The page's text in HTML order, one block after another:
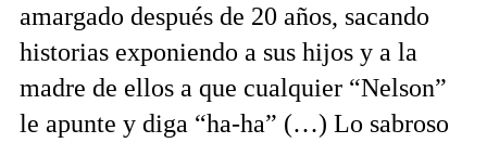
amargado después de 20 años, sacando
historias exponiendo a sus hijos y a la
madre de ellos a que cualquier “Nelson”
le apunte y diga “ha-ha” (…) Lo sabroso